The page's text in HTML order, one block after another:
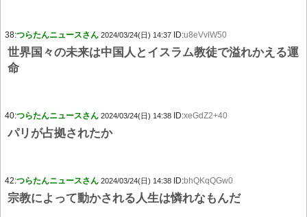
38:つらたんニュースさん 2024/03/24(日) 14:37 ID:u8eVvlW50
世界国々の未来は中国人とイスラム教徒で溢れかえる運
命
40:つらたんニュースさん 2024/03/24(日) 14:38 ID:xeGdZ2+40
パリが占拠されたか
42:つらたんニュースさん 2024/03/24(日) 14:38 ID:bhQKqQGw0
宗教によって動かされる人生は憐れなもんだ